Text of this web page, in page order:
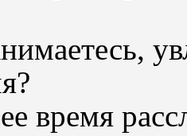
время